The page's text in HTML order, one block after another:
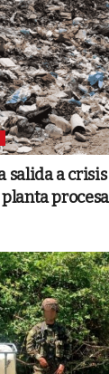
salida a